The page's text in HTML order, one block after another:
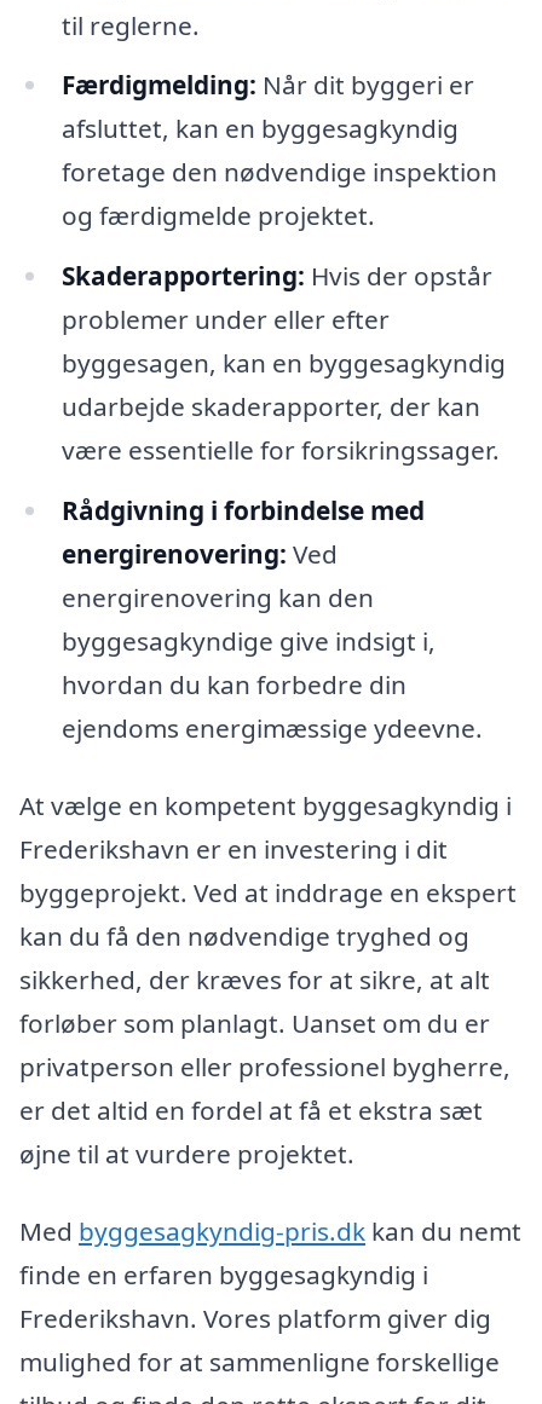
til reglerne.
Færdigmelding: Når dit byggeri er
afsluttet, kan en byggesagkyndig
foretage den nødvendige inspektion
og færdigmelde projektet.
Skaderapportering: Hvis der opstår
problemer under eller efter
byggesagen, kan en byggesagkyndig
udarbejde skaderapporter, der kan
være essentielle for forsikringssager.
Rådgivning i forbindelse med
energirenovering: Ved
energirenovering kan den
byggesagkyndige give indsigt i,
hvordan du kan forbedre din
ejendoms energimæssige ydeevne.
At vælge en kompetent byggesagkyndig i
Frederikshavn er en investering i dit
byggeprojekt. Ved at inddrage en ekspert
kan du få den nødvendige tryghed og
sikkerhed, der kræves for at sikre, at alt
forløber som planlagt. Uanset om du er
privatperson eller professionel bygherre,
er det altid en fordel at få et ekstra sæt
øjne til at vurdere projektet.
Med byggesagkyndig-pris.dk kan du nemt
finde en erfaren byggesagkyndig i
Frederikshavn. Vores platform giver dig
mulighed for at sammenligne forskellige